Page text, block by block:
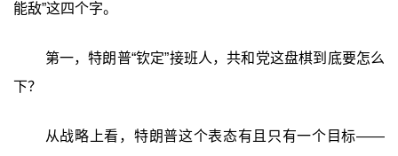
能敌”这四个字。
第一，特朗普“钦定”接班人，共和党这盘棋到底要怎么
下？
从战略上看，特朗普这个表态有且只有一个目标——